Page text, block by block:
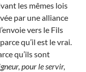
les mêmes lois
par une alliance
vers le Fils
qu’il est le vrai.
qu’ils sont
pour le servir,